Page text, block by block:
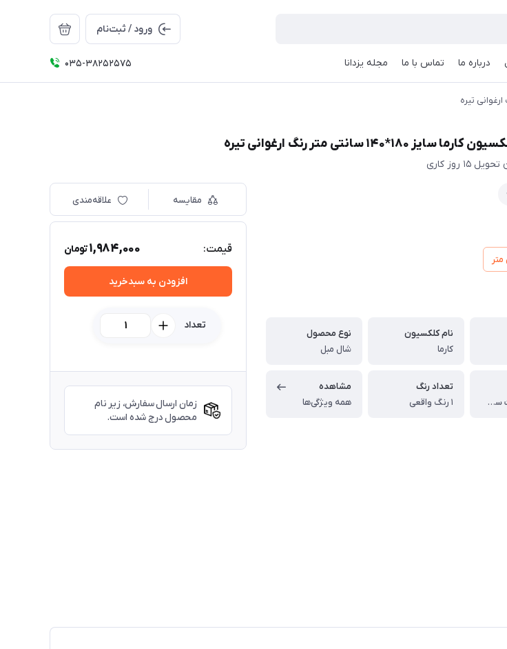
ورود / ثبت‌نام
درباره ما تماس با ما مجله یزدانا 035-38252575
180*140 سانتی متر رنگ ارغوانی تیره
روز کاری
نام کلکسیون
کارما
نوع محصول
شال مبل
پلی استر هیت ست شده
تعداد رنگ
1 رنگ واقعی
مشاهده
همه ویژگی‌ها
مقایسه علاقه‌مندی
قیمت: 1,984,000تومان
افزودن به سبدخرید
تعداد
زمان ارسال سفارش، زیر نام
محصول درج شده است.